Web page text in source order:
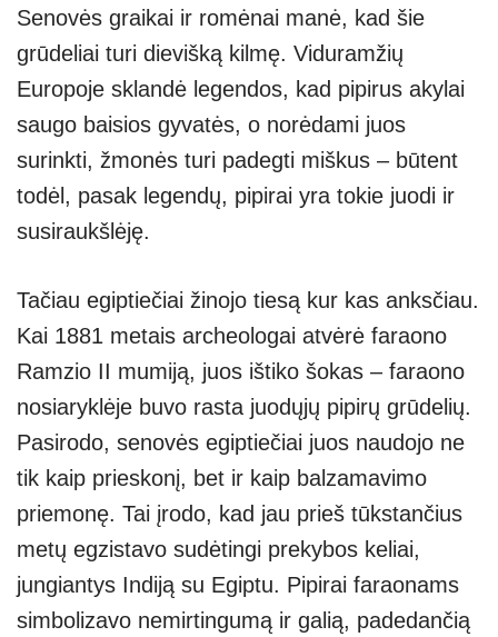
Senovės graikai ir romėnai manė, kad šie
grūdeliai turi dievišką kilmę. Viduramžių
Europoje sklandė legendos, kad pipirus akylai
saugo baisios gyvatės, o norėdami juos
surinkti, žmonės turi padegti miškus – būtent
todėl, pasak legendų, pipirai yra tokie juodi ir
susiraukšlėję.
Tačiau egiptiečiai žinojo tiesą kur kas anksčiau.
Kai 1881 metais archeologai atvėrė faraono
Ramzio II mumiją, juos ištiko šokas – faraono
nosiaryklėje buvo rasta juodųjų pipirų grūdelių.
Pasirodo, senovės egiptiečiai juos naudojo ne
tik kaip prieskonį, bet ir kaip balzamavimo
priemonę. Tai įrodo, kad jau prieš tūkstančius
metų egzistavo sudėtingi prekybos keliai,
jungiantys Indiją su Egiptu. Pipirai faraonams
simbolizavo nemirtingumą ir galią, padedančią